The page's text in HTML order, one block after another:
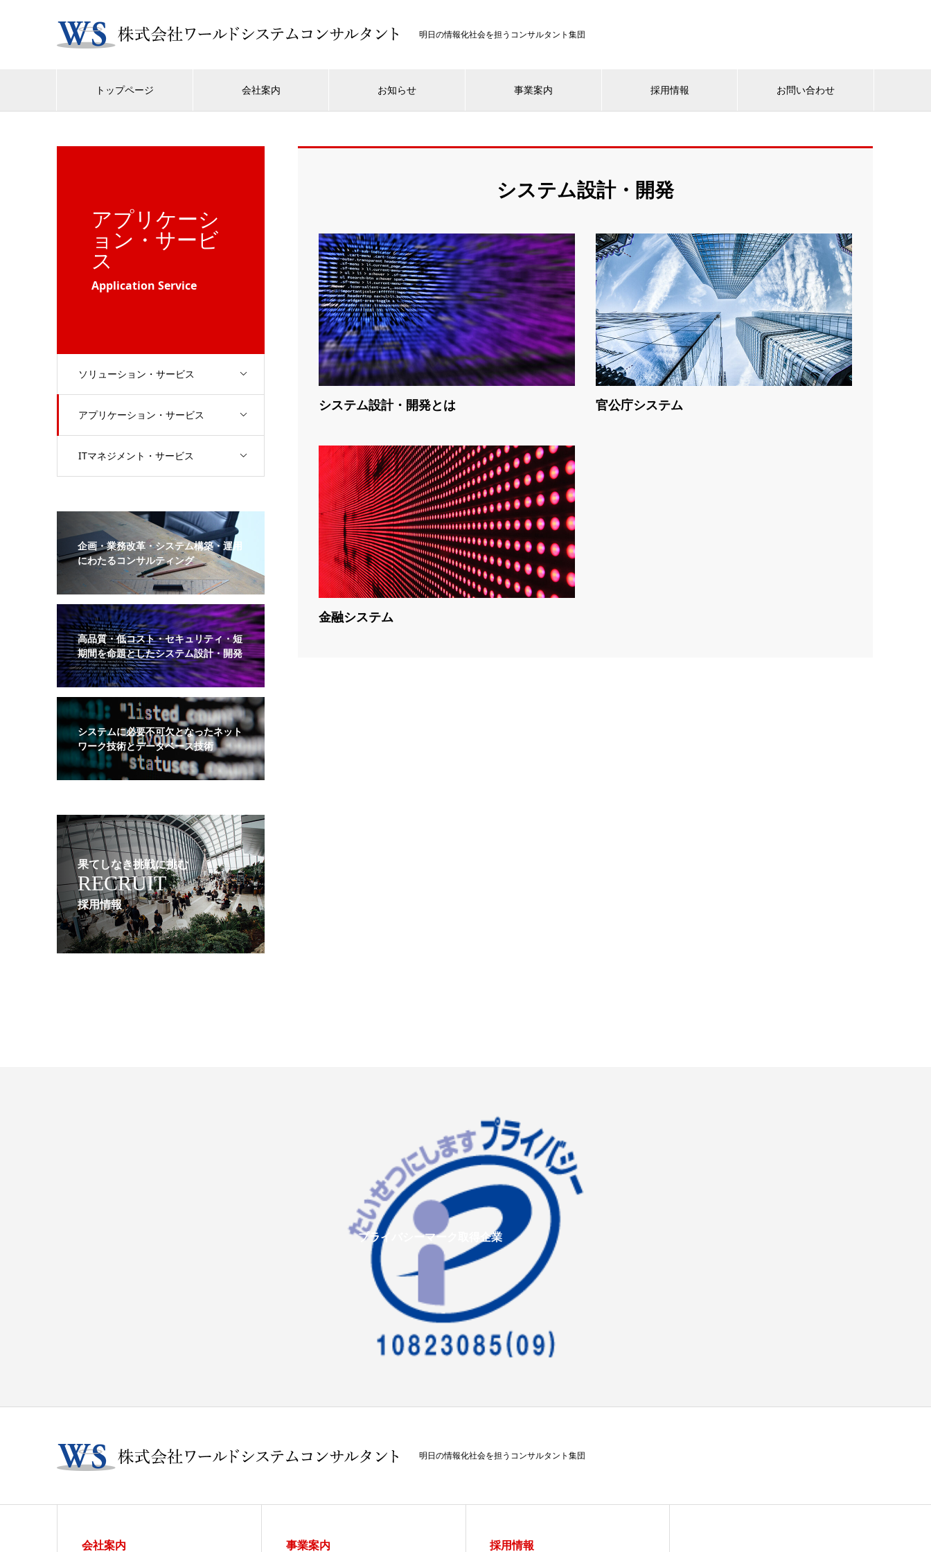
明日の情報化社会を担うコンサルタント集団
トップページ 会社案内 お知らせ 事業案内 採用情報 お問い合わせ
アプリケーシ
ョン・サービ
ス
Application Service
ソリューション・サービス
アプリケーション・サービス
ITマネジメント・サービス
システム設計・開発
システム設計・開発とは 官公庁システム
金融システム
企画・業務改革・システム構築・運用
にわたるコンサルティング
高品質・低コスト・セキュリティ・短
期間を命題としたシステム設計・開発
システムに必要不可欠となったネット
ワーク技術とデータベース技術
果てしなき挑戦に挑む
RECRUIT
採用情報
プライバシーマーク取得企業
明日の情報化社会を担うコンサルタント集団
会社案内 事業案内 採用情報